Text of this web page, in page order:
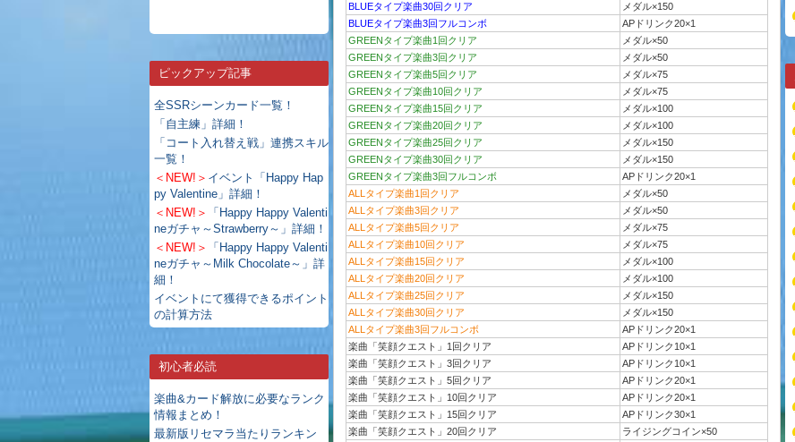
ピックアップ記事
全SSRシーンカード一覧！
「自主練」詳細！
「コート入れ替え戦」連携スキル
一覧！
＜NEW!＞ イベント「Happy Hap
py Valentine」詳細！
＜NEW!＞
「Happy Happy Valenti
neガチャ～Strawberry～」詳細！
＜NEW!＞
「Happy Happy Valenti
neガチャ～Milk Chocolate～」詳
細！
イベントにて獲得できるポイント
の計算方法
初心者必読
楽曲&カード解放に必要なランク
情報まとめ！
最新版リセマラ当たりランキン
BLUEタイプ楽曲30回クリア
メダル×150
BLUEタイプ楽曲3回フルコンボ
APドリンク20×1
GREENタイプ楽曲1回クリア
メダル×50
GREENタイプ楽曲3回クリア
メダル×50
GREENタイプ楽曲5回クリア
メダル×75
GREENタイプ楽曲10回クリア
メダル×75
GREENタイプ楽曲15回クリア
メダル×100
GREENタイプ楽曲20回クリア
メダル×100
GREENタイプ楽曲25回クリア
メダル×150
GREENタイプ楽曲30回クリア
メダル×150
GREENタイプ楽曲3回フルコンボ
APドリンク20×1
ALLタイプ楽曲1回クリア
メダル×50
ALLタイプ楽曲3回クリア
メダル×50
ALLタイプ楽曲5回クリア
メダル×75
ALLタイプ楽曲10回クリア
メダル×75
ALLタイプ楽曲15回クリア
メダル×100
ALLタイプ楽曲20回クリア
メダル×100
ALLタイプ楽曲25回クリア
メダル×150
ALLタイプ楽曲30回クリア
メダル×150
ALLタイプ楽曲3回フルコンボ
APドリンク20×1
楽曲「笑顔クエスト」1回クリア
APドリンク10×1
楽曲「笑顔クエスト」3回クリア
APドリンク10×1
楽曲「笑顔クエスト」5回クリア
APドリンク20×1
楽曲「笑顔クエスト」10回クリア
APドリンク20×1
楽曲「笑顔クエスト」15回クリア
APドリンク30×1
楽曲「笑顔クエスト」20回クリア
ライジングコイン×50